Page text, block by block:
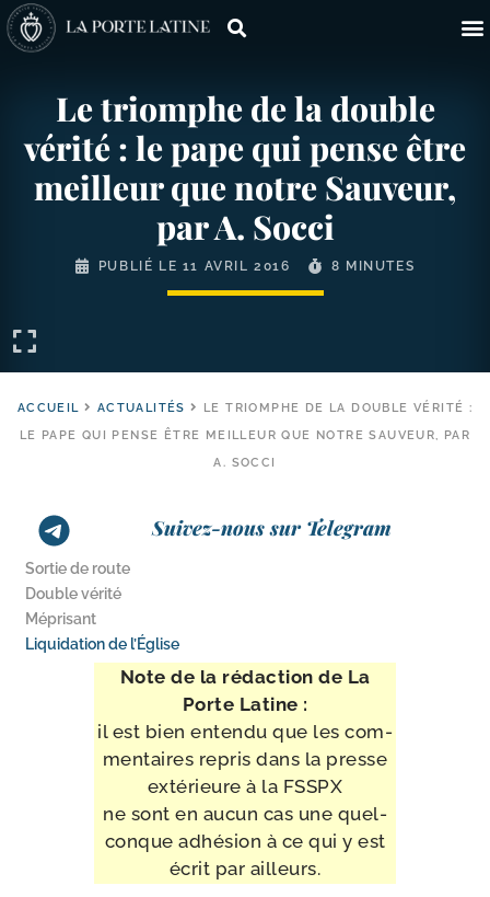
Le triomphe de la double
vérité : le pape qui pense être
meilleur que notre Sauveur,
par A. Socci
PUBLIÉ LE 11 AVRIL 2016 8 MINUTES
ACCUEIL ACTUALITÉS
LE TRIOMPHE DE LA DOUBLE VÉRITÉ :
LE PAPE QUI PENSE ÊTRE MEILLEUR QUE NOTRE SAUVEUR, PAR
A. SOCCI
Suivez-nous sur Telegram
Sortie de route
Double vérité
Méprisant
Liquidation de l’Église
Note de la rédac­tion de La
Porte Latine :
il est bien enten­du que les com­
men­taires repris dans la presse
exté­rieure à la FSSPX
ne sont en aucun cas une quel­
conque adhé­sion à ce qui y est
écrit par ailleurs.